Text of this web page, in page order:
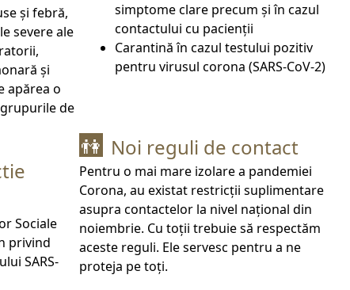
și febră,
severe ale
și
apărea o
de
simptome clare precum și în cazul
contactului cu pacienții
Carantină în cazul testului pozitiv
pentru virusul corona (SARS-CoV-2)
Sociale
privind
SARS-
👫 Noi reguli de contact
Pentru o mai mare izolare a pandemiei
Corona, au existat restricții suplimentare
asupra contactelor la nivel național din
noiembrie. Cu toții trebuie să respectăm
aceste reguli. Ele servesc pentru a ne
proteja pe toți.